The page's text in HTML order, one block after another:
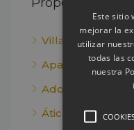
Villas
Apartamento
Adosado
Ático
Este sitio
mejorar la
utilizar
todas las
nuestra